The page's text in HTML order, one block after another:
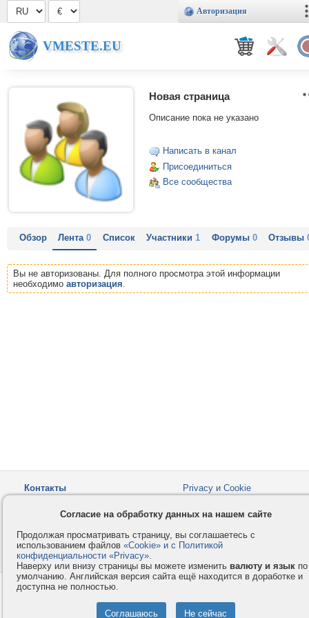
Авторизация
VMESTE.EU
Новая страница
Описание пока не указано
Написать в канал
Присоединиться
Все сообщества
Обзор Лента0 Список Участники1 Форумы 0 Отзывы
Вы не авторизованы. Для полного просмотра этой информации
необходимо авторизация.
Контакты
Privacy и Cookie
Как оплатить
Форумы
© 2008-2026VMESTE.EU
Согласие на обработку данных на нашем сайте
Продолжая просматривать страницу, вы соглашаетесь с
использованием файлов «Cookie» и с Политикой
конфиденциальности «Privacy».
Наверху или внизу страницы вы можете изменить валюту и язык по
умолчанию. Английская версия сайта ещё находится в доработке и
доступна не полностью.